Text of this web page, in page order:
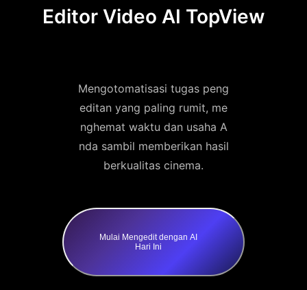
Editor Video AI TopView
Mengotomatisasi tugas peng
editan yang paling rumit, me
nghemat waktu dan usaha A
nda sambil memberikan hasil
berkualitas cinema.
Mulai Mengedit dengan AI
Hari Ini